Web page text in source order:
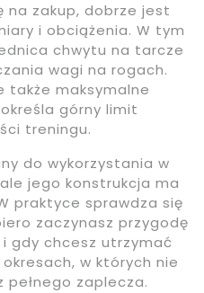
na zakup, dobrze jest
i obciążenia. W tym
chwytu na tarcze
wagi na rogach.
także maksymalne
górny limit
treningu.
do wykorzystania w
jego konstrukcja ma
praktyce sprawdza się
zaczynasz przygodę
i gdy chcesz utrzymać
w których nie
pełnego zaplecza.